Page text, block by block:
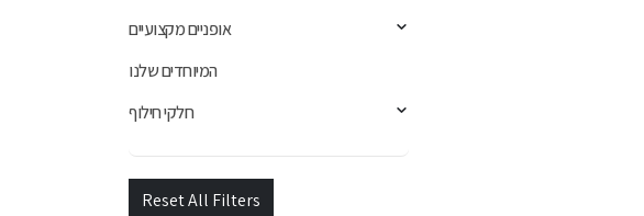
אופניים מקצועיים
המיוחדים שלנו
חלקי חילוף
Reset All Filters